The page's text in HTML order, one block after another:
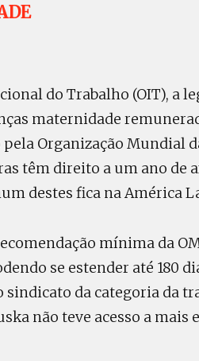
do Trabalho (OIT), a
maternidade
Organização Mundial
têm direito a um ano de
destes fica na América
mínima da
se estender até 180
sindicato da categoria da
não teve acesso a mais